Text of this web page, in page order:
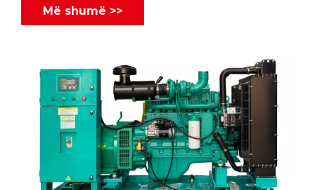
Më shumë >>